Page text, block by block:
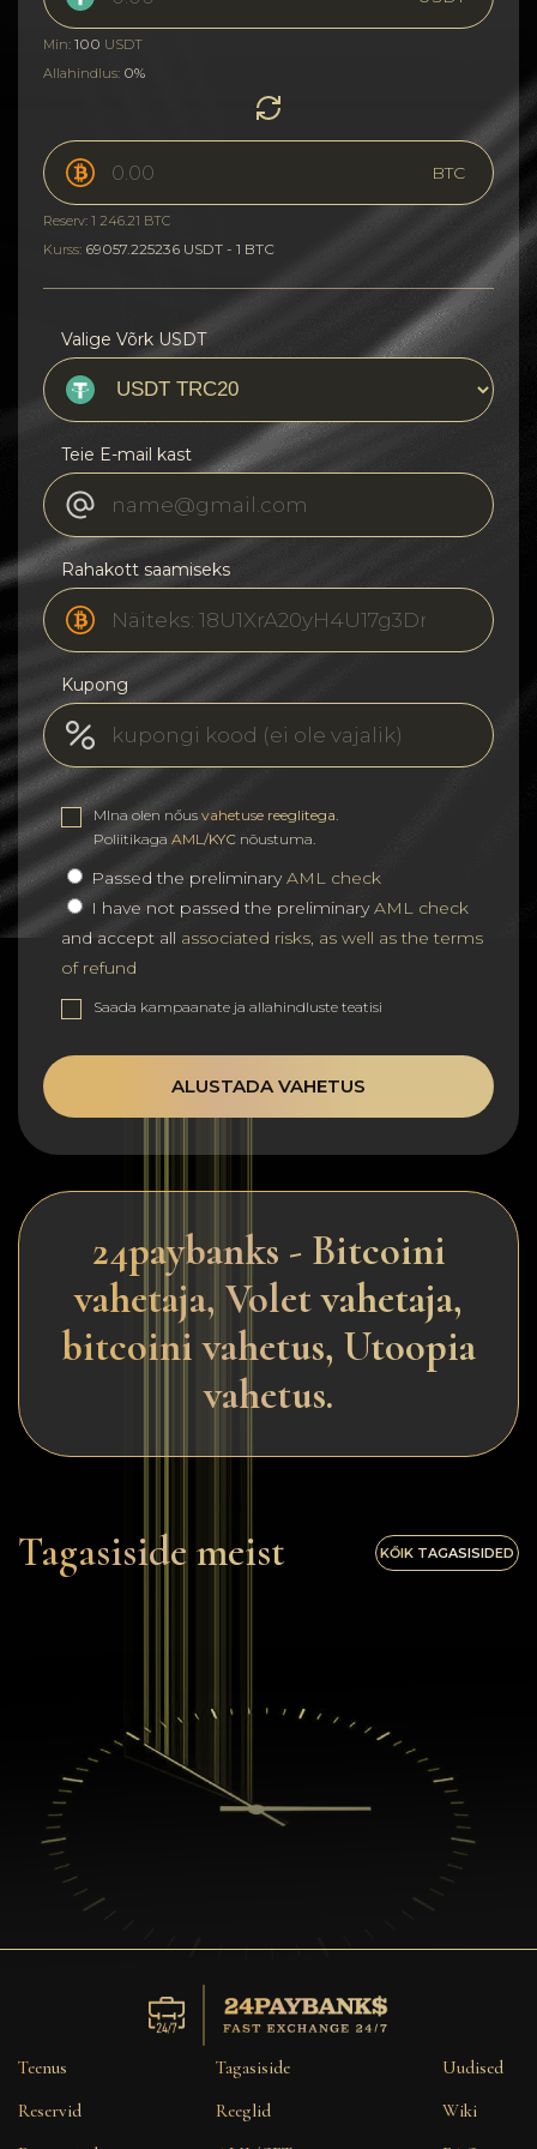
Min: 100 USDT
Allahindlus: 0%
BTC
Reserv: 1 246.21 BTC
Kurss: 69057.225236 USDT - 1 BTC
Valige Võrk USDT
Teie E-mail kast
Rahakott saamiseks
Kupong
MIna olen nőus vahetuse reeglitega
Poliitikaga AML/KYC nõustuma.
Passed the preliminaryAML check
I have not passed the preliminaryAML check
and accept all associated risks, as well as the terms
of refund
Saada kampaanate ja allahindluste teatisi
ALUSTADA VAHETUS
24paybanks - Bitcoini
vahetaja, Volet vahetaja,
bitcoini vahetus, Utoopia
vahetus.
Tagasiside meist KŐIK TAGASISIDED
Teenus
Reservid
Tagasiside
Reeglid
Uudised
Wiki